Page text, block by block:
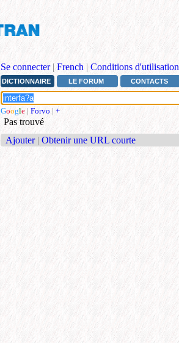
Se connecter | French | Conditions d'utilisation
DICTIONNAIRE LE FORUM CONTACTS
Google | Forvo | +
Pas trouvé
Ajouter | Obtenir une URL courte